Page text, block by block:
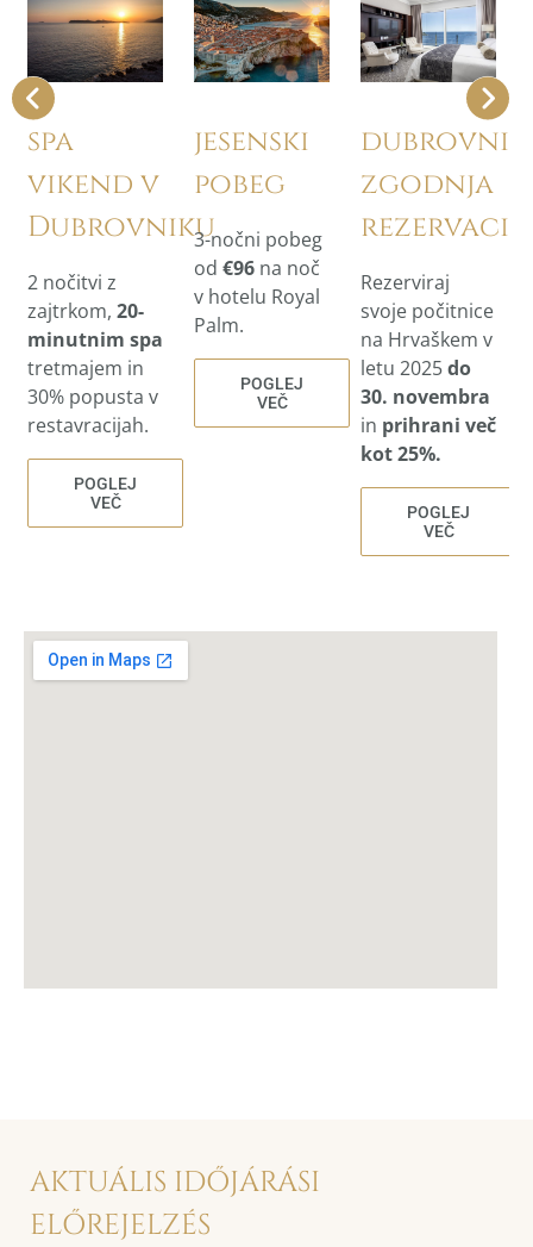
spa
vikend v
Dubrovniku
2 nočitvi z
zajtrkom, 20-
minutnim spa
tretmajem in
30% popusta v
restavracijah.
POGLEJ
VEČ
jesenski
pobeg
3-nočni pobeg
od €96 na noč
v hotelu Royal
Palm.
POGLEJ
VEČ
dubrovnik
zgodnja
Rezerviraj
svoje počitnice
na Hrvaškem v
letu 2025do
30. novembra
in prihrani več
kot 25%.
POGLEJ
VEČ
AKTUÁLIS IDŐJÁRÁSI
ELŐREJELZÉS